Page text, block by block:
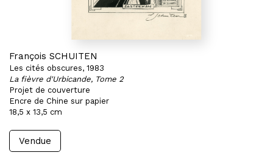
François SCHUITEN
Les cités obscures, 1983
La fièvre d'Urbicande, Tome 2
Projet de couverture
Encre de Chine sur papier
18,5 x 13,5 cm
Vendue